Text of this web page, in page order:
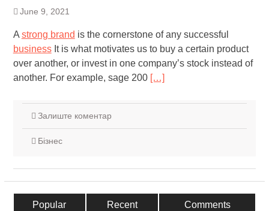
June 9, 2021
A strong brand is the cornerstone of any successful
businessIt is what motivates us to buy a certain product
over another, or invest in one company’s stock instead of
another. For example, sage 200 […]
Залиште коментар
Бізнес
Popular Recent Comments